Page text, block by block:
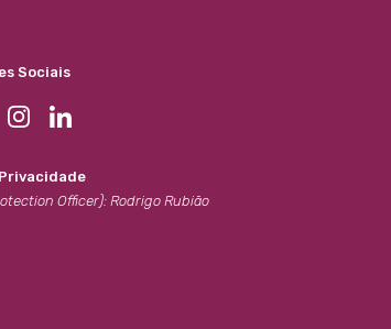
Sociais
Officer): Rodrigo Rubião